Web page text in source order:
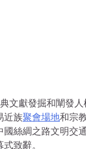
文獻發掘和闡發
近族聚會場地和宗
絲綢之路文明交
致辭。